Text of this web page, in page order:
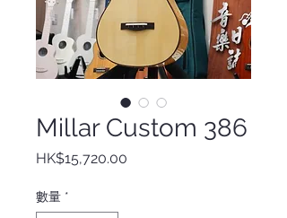
Millar Custom 386
HK$15,720.00
數量 *